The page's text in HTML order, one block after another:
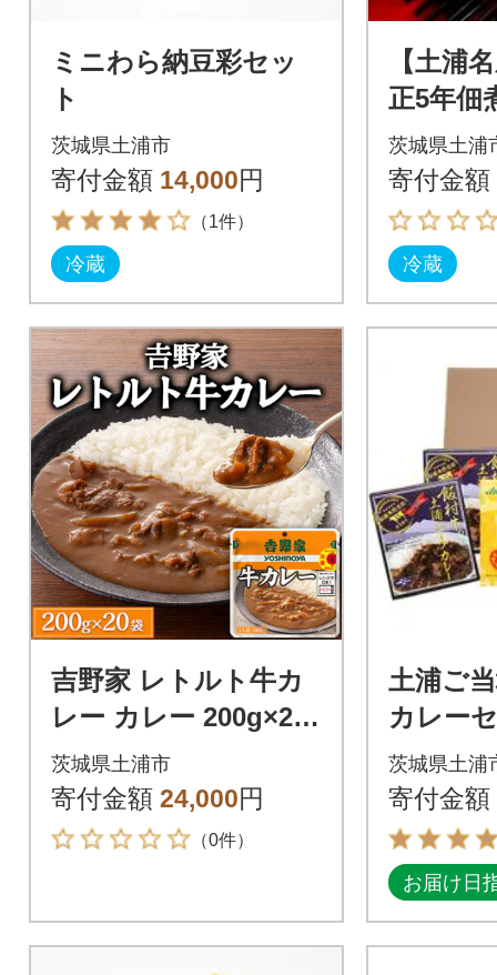
ミニわら納豆彩セッ
ト
茨城県土浦市
寄付金額 14,000円
（1件）
冷蔵
【土浦
正5年佃
小松屋
セット
茨城県土浦
寄付金額
冷蔵
吉野家 レトルト牛カ
レー カレー 200g×20
袋 常温保存 お店の味
をご家庭で 常備食
茨城県土浦市
寄付金額 24,000円
（0件）
土浦ご
カレー
茨城県土浦
寄付金額
お届け日